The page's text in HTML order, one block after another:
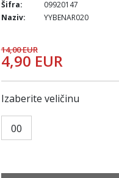
Šifra:
09920147
Naziv:
YYBENAR020
14,00 EUR
4,90 EUR
Izaberite veličinu
00